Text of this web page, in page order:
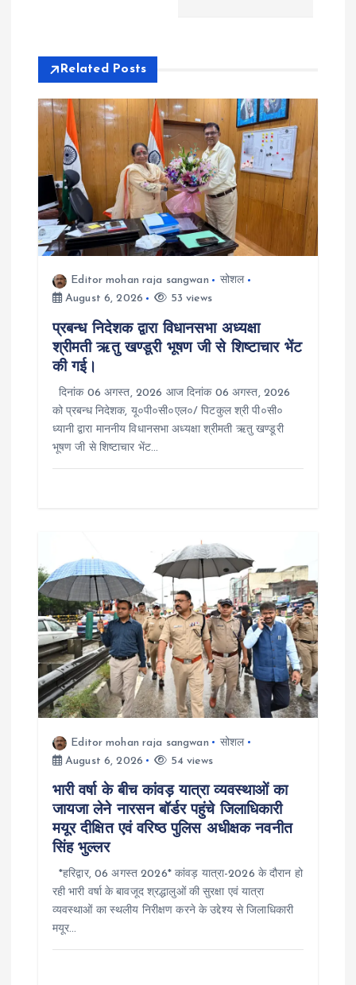
v
g
a
t
Related Posts
Editor mohan raja sangwan
सोशल
August 6, 2026
53 views
प्रबन्ध निदेशक द्वारा विधानसभा अध्यक्षा
श्रीमती ऋतु खण्डूरी भूषण जी से शिष्टाचार भेंट
की गई।
दिनांक 06 अगस्त, 2026 आज दिनांक 06 अगस्त, 2026
को प्रबन्ध निदेशक, यू०पी०सी०एल०/ पिटकुल श्री पी०सी०
ध्यानी द्वारा माननीय विधानसभा अध्यक्षा श्रीमती ऋतु खण्डूरी
भूषण जी से शिष्टाचार भेंट…
Editor mohan raja sangwan
सोशल
August 6, 2026
54 views
भारी वर्षा के बीच कांवड़ यात्रा व्यवस्थाओं का
जायजा लेने नारसन बॉर्डर पहुंचे जिलाधिकारी
मयूर दीक्षित एवं वरिष्ठ पुलिस अधीक्षक नवनीत
सिंह भुल्लर
*हरिद्वार, 06 अगस्त 2026* कांवड़ यात्रा-2026 के दौरान हो
रही भारी वर्षा के बावजूद श्रद्धालुओं की सुरक्षा एवं यात्रा
व्यवस्थाओं का स्थलीय निरीक्षण करने के उद्देश्य से जिलाधिकारी
मयूर…